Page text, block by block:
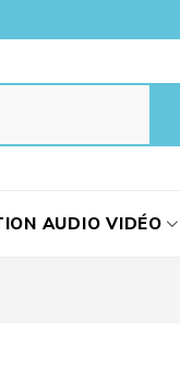
AUDIO VIDÉO